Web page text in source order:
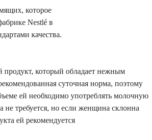
которое
Nestlé в
качества.
который обладает нежным
суточная норма, поэтому
ей необходимо употреблять молочную
не требуется, но если женщина склонна
ей рекомендуется